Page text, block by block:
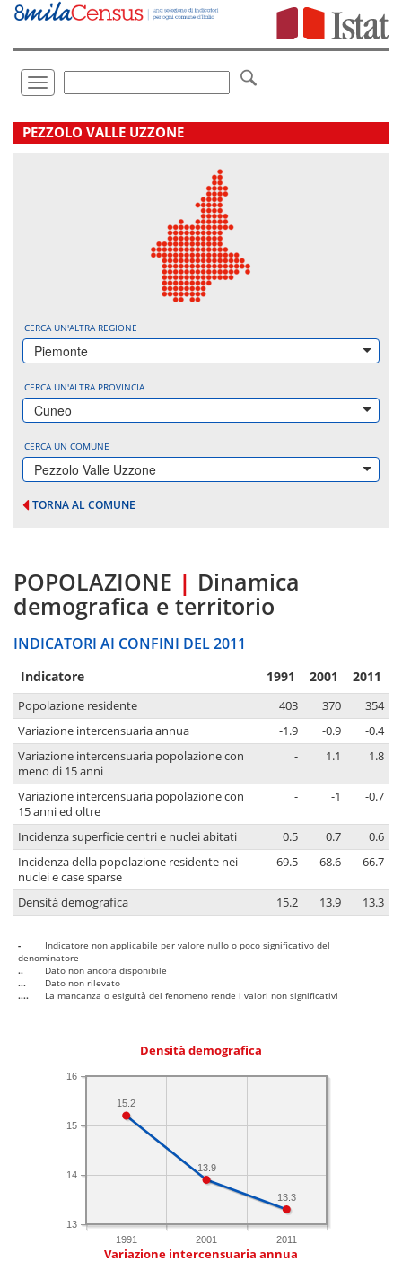
Vai
direttamente
Toggle
navigation
.
PEZZOLO VALLE UZZONE
CERCA UN'ALTRA REGIONE
Piemonte
CERCA UN'ALTRA PROVINCIA
Cuneo
CERCA UN COMUNE
Pezzolo Valle Uzzone
TORNA AL COMUNE
POPOLAZIONE | Dinamica
demografica e territorio
INDICATORI AI CONFINI DEL 2011
Indicatore 1991 2001 2011
Popolazione residente 403 370
354
Variazione intercensuaria annua
-1.9 -0.9
-0.4
Variazione intercensuaria popolazione con
meno di 15 anni
- 1.1 1.8
Variazione intercensuaria popolazione con
15 anni ed oltre
- -1 -0.7
Incidenza superficie centri e nuclei abitati 0.5 0.7
0.6
Incidenza della popolazione residente nei
nuclei e case sparse
69.5 68.6 66.7
Densità demografica 15.2 13.9 13.3
-
Indicatore non applicabile per valore nullo o poco significativo del
denominatore
..
Dato non ancora disponibile
...
Dato non rilevato
....
La mancanza o esiguità del fenomeno rende i valori non significativi
Densità demografica
1991 2001 2011
13
14
15
16
13.3
13.9
15.2
Variazione intercensuaria annua